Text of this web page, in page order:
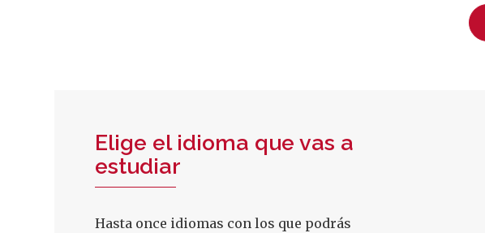
Elige el idioma que vas a
estudiar
Hasta once idiomas con los que podrás